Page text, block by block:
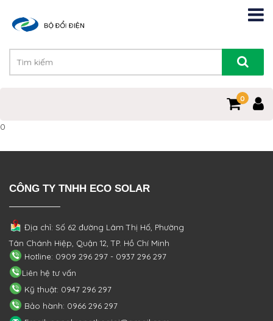
0
0
CÔNG TY TNHH ECO SOLAR
Địa chỉ: Số 62 đường Lâm Thị Hố, Phường
Tân Chánh Hiệp, Quận 12, TP. Hồ Chí Minh
Hotline: 0909 296 297 - 0937 296 297
Liên hệ tư vấn
Kỹ thuật: 0947 296 297
Bảo hành: 0966 296 297